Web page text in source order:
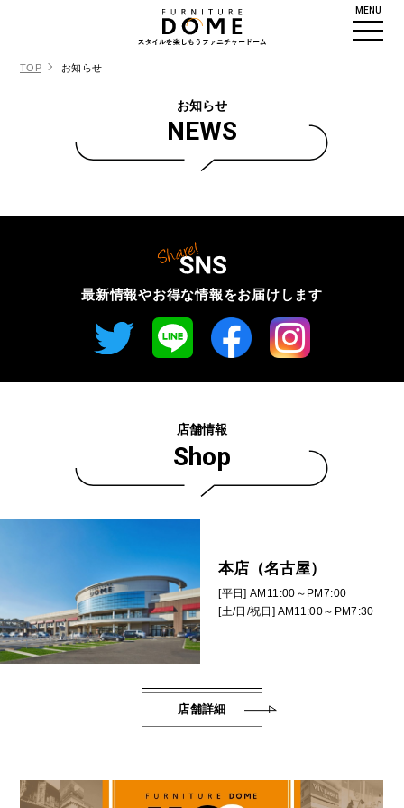
MENU
TOP お知らせ
お知らせ
NEWS
店舗情報
Shop
本店（名古屋）
[平日] AM11:00～PM7:00
[土/日/祝日] AM11:00～PM7:30
店舗詳細
最新情報やお得な情報をお届けします